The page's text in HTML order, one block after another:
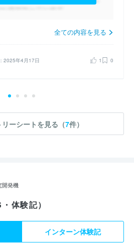
全ての内容を見る
2025年4月17日 1 0
ーシートを見る（7件）
開発機
体験記）
インターン体験記